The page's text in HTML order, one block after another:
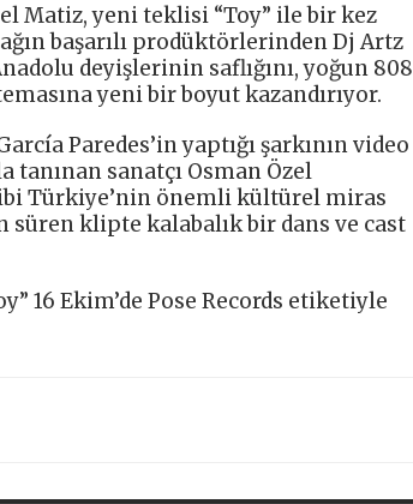
Matiz, yeni teklisi “Toy” ile bir kez
başarılı prodüktörlerinden Dj Artz
deyişlerinin saflığını, yoğun 808
yeni bir boyut kazandırıyor.
Paredes’in yaptığı şarkının video
tanınan sanatçı Osman Özel
Türkiye’nin önemli kültürel miras
klipte kalabalık bir dans ve cast
16 Ekim’de Pose Records etiketiyle